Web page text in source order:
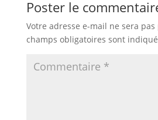
Poster le
Votre adresse e-mail ne sera
champs obligatoires sont